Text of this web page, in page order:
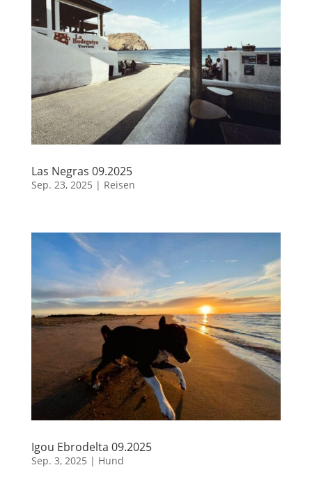
Las Negras 09.2025
Sep. 23, 2025 | Reisen
Igou Ebrodelta 09.2025
Sep. 3, 2025 | Hund